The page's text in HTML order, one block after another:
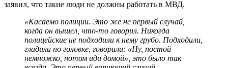
заявил, что такие люди не должны работать в МВД.
«Касаемо полиции. Это же не первый случай,
когда он вышел, что-то говорил. Никогда
полицейские не подходили к нему грубо. Подходили,
гладили по головке, говорили: «Ну, постой
немножко, потом иди домой», это было так